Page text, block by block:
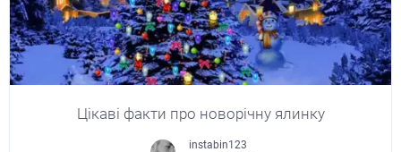
Цікаві факти про новорічну ялинку
instabin123